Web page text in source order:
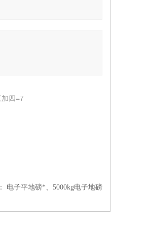
四=7
电子平地磅*、5000kg电子地磅